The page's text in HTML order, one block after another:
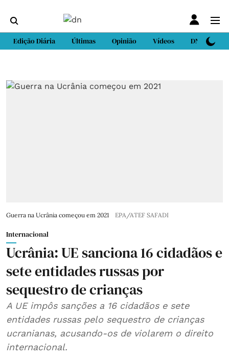
Edição Diária Últimas Opinião Vídeos DN Sport
Guerra na Ucrânia começou em 2021 EPA/ATEF SAFADI
Internacional
Ucrânia: UE sanciona 16 cidadãos e
sete entidades russas por
sequestro de crianças
A UE impôs sanções a 16 cidadãos e sete
entidades russas pelo sequestro de crianças
ucranianas, acusando-os de violarem o direito
internacional.